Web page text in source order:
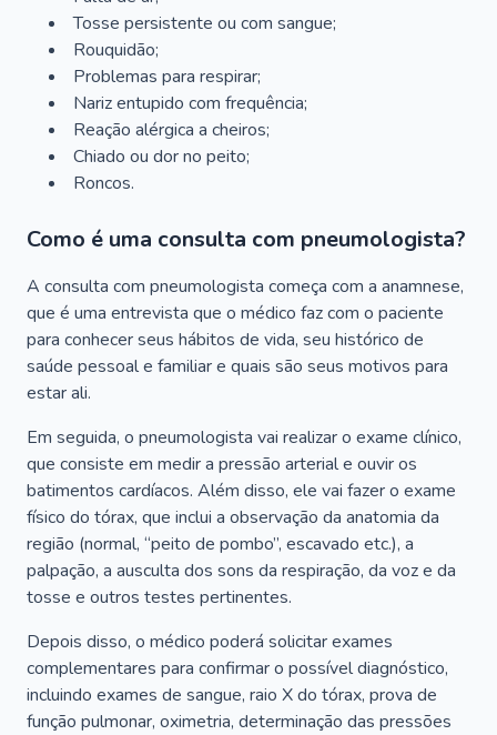
Tosse persistente ou com sangue;
Rouquidão;
Problemas para respirar;
Nariz entupido com frequência;
Reação alérgica a cheiros;
Chiado ou dor no peito;
Roncos.
Como é uma consulta com pneumologista?
A consulta com pneumologista começa com a anamnese,
que é uma entrevista que o médico faz com o paciente
para conhecer seus hábitos de vida, seu histórico de
saúde pessoal e familiar e quais são seus motivos para
estar ali.
Em seguida, o pneumologista vai realizar o exame clínico,
que consiste em medir a pressão arterial e ouvir os
batimentos cardíacos. Além disso, ele vai fazer o exame
físico do tórax, que inclui a observação da anatomia da
região (normal, “peito de pombo”, escavado etc.), a
palpação, a ausculta dos sons da respiração, da voz e da
tosse e outros testes pertinentes.
Depois disso, o médico poderá solicitar exames
complementares para confirmar o possível diagnóstico,
incluindo exames de sangue, raio X do tórax, prova de
função pulmonar, oximetria, determinação das pressões